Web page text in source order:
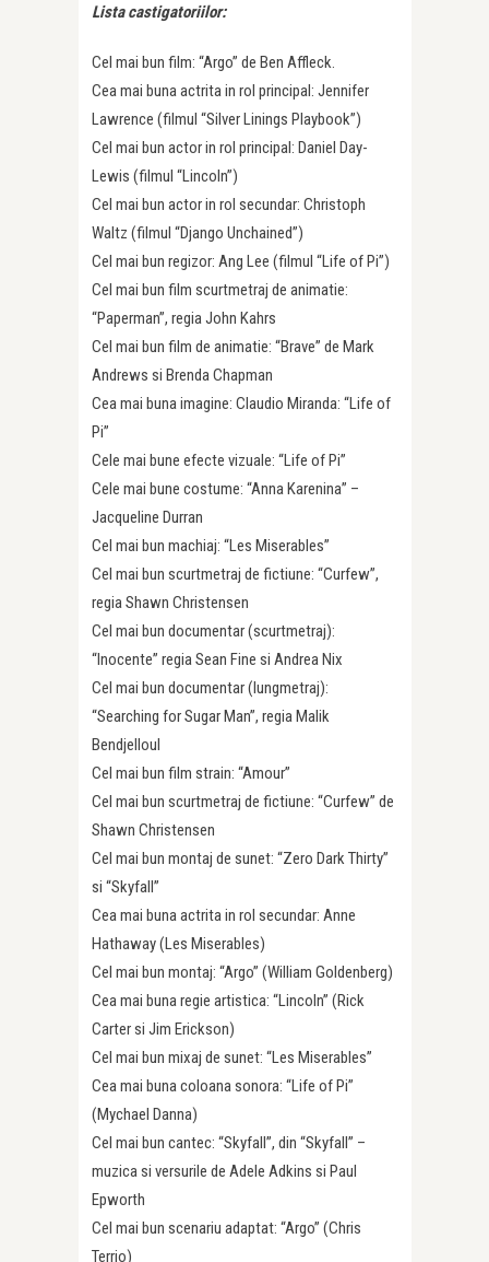
Lista castigatoriilor:
Cel mai bun film: “Argo” de Ben Affleck.
Cea mai buna actrita in rol principal: Jennifer
Lawrence (filmul “Silver Linings Playbook”)
Cel mai bun actor in rol principal: Daniel Day-
Lewis (filmul “Lincoln”)
Cel mai bun actor in rol secundar: Christoph
Waltz (filmul “Django Unchained”)
Cel mai bun regizor: Ang Lee (filmul “Life of Pi”)
Cel mai bun film scurtmetraj de animatie:
“Paperman”, regia John Kahrs
Cel mai bun film de animatie: “Brave” de Mark
Andrews si Brenda Chapman
Cea mai buna imagine: Claudio Miranda: “Life of
Pi”
Cele mai bune efecte vizuale: “Life of Pi”
Cele mai bune costume: “Anna Karenina” –
Jacqueline Durran
Cel mai bun machiaj: “Les Miserables”
Cel mai bun scurtmetraj de fictiune: “Curfew”,
regia Shawn Christensen
Cel mai bun documentar (scurtmetraj):
“Inocente” regia Sean Fine si Andrea Nix
Cel mai bun documentar (lungmetraj):
“Searching for Sugar Man”, regia Malik
Bendjelloul
Cel mai bun film strain: “Amour”
Cel mai bun scurtmetraj de fictiune: “Curfew” de
Shawn Christensen
Cel mai bun montaj de sunet: “Zero Dark Thirty”
si “Skyfall”
Cea mai buna actrita in rol secundar: Anne
Hathaway (Les Miserables)
Cel mai bun montaj: “Argo” (William Goldenberg)
Cea mai buna regie artistica: “Lincoln” (Rick
Carter si Jim Erickson)
Cel mai bun mixaj de sunet: “Les Miserables”
Cea mai buna coloana sonora: “Life of Pi”
(Mychael Danna)
Cel mai bun cantec: “Skyfall”, din “Skyfall” –
muzica si versurile de Adele Adkins si Paul
Epworth
Cel mai bun scenariu adaptat: “Argo” (Chris
Terrio)